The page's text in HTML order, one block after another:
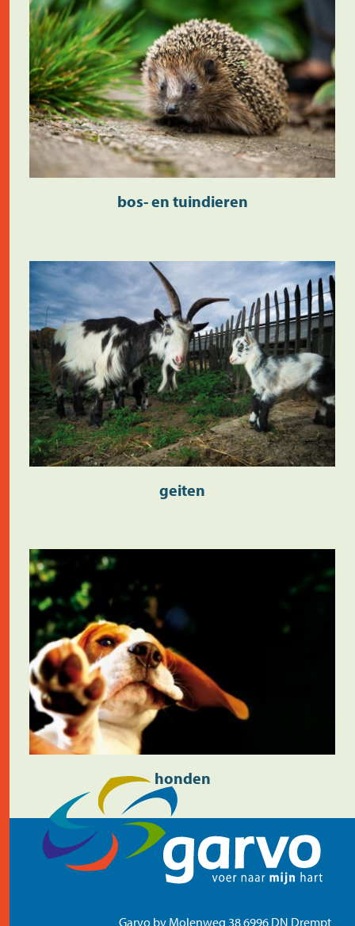
bos- en tuindieren
geiten
honden
Garvo bv Molenweg 38 6996 DN Drempt